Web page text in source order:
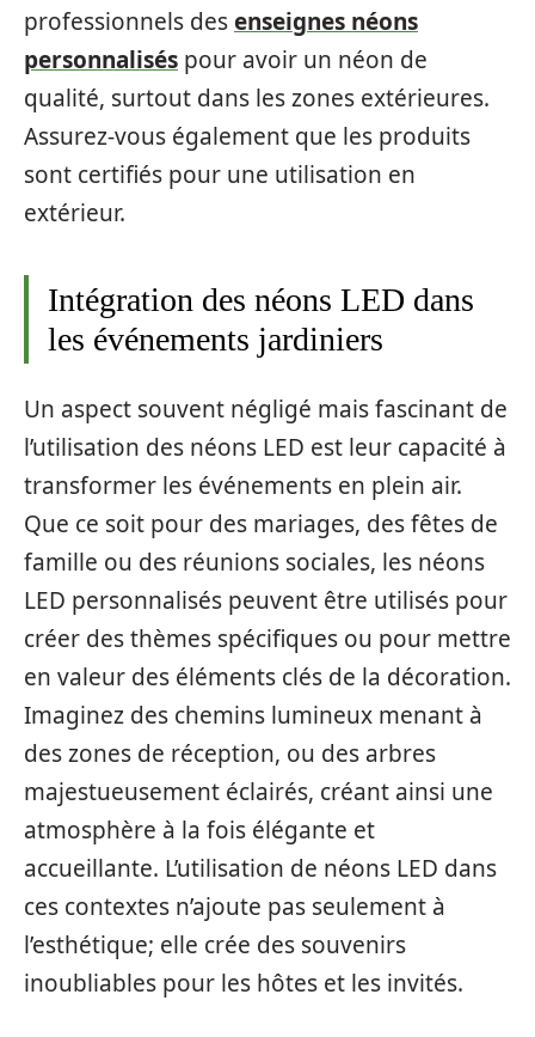
professionnels desenseignes néons
personnalisés pour avoir un néon de
qualité, surtout dans les zones extérieures.
Assurez-vous également que les produits
sont certifiés pour une utilisation en
extérieur.
Intégration des néons LED dans
les événements jardiniers
Un aspect souvent négligé mais fascinant de
l’utilisation des néons LED est leur capacité à
transformer les événements en plein air.
Que ce soit pour des mariages, des fêtes de
famille ou des réunions sociales, les néons
LED personnalisés peuvent être utilisés pour
créer des thèmes spécifiques ou pour mettre
en valeur des éléments clés de la décoration.
Imaginez des chemins lumineux menant à
des zones de réception, ou des arbres
majestueusement éclairés, créant ainsi une
atmosphère à la fois élégante et
accueillante. L’utilisation de néons LED dans
ces contextes n’ajoute pas seulement à
l’esthétique; elle crée des souvenirs
inoubliables pour les hôtes et les invités.